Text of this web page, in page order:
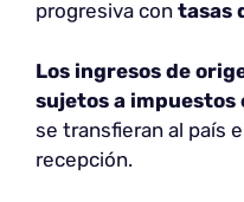
progresiva con tasas
Los ingresos de
sujetos a impuestos
se transfieran al país
recepción.